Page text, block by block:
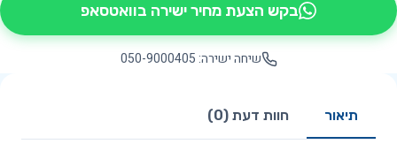
בקש הצעת מחיר ישירה בוואטסאפ
שיחה ישירה: 050-9000405
תיאור חוות דעת (0)